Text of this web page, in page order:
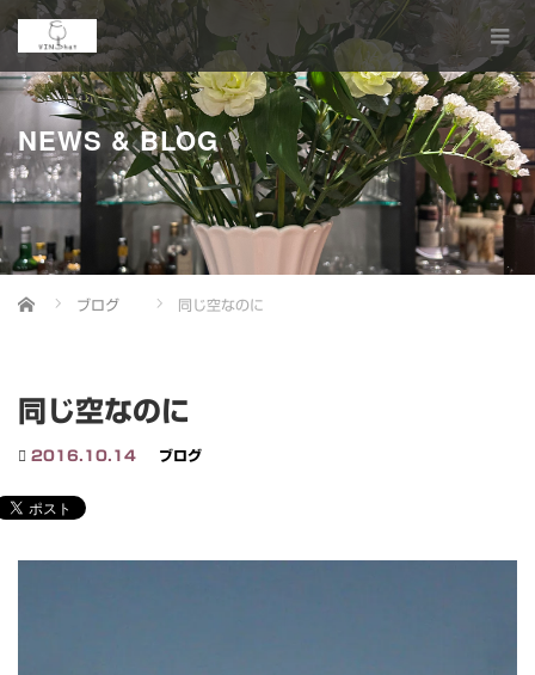
NEWS & BLOG
Home ブログ 同じ空なのに
同じ空なのに
2016.10.14 ブログ